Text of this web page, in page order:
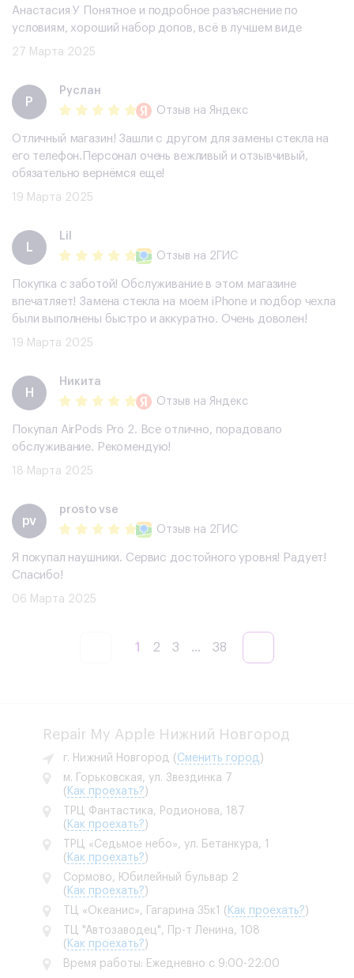
Анастасия У Понятное и подробное разъяснение по
условиям, хороший набор допов, всë в лучшем виде
27 Марта 2025
Р
Руслан
Отзыв на Яндекс
Отличный магазин! Зашли с другом для замены стекла на
его телефон.Персонал очень вежливый и отзывчивый,
обязательно вернёмся еще!
19 Марта 2025
L
Lil
Отзыв на 2ГИС
Покупка с заботой! Обслуживание в этом магазине
впечатляет! Замена стекла на моем iPhone и подбор чехла
были выполнены быстро и аккуратно. Очень доволен!
19 Марта 2025
Н
Никита
Отзыв на Яндекс
Покупал AirPods Pro 2. Все отлично, порадовало
обслуживание. Рекомендую!
18 Марта 2025
pv
prosto vse
Отзыв на 2ГИС
Я покупал наушники. Сервис достойного уровня! Радует!
Спасибо!
06 Марта 2025
1 2 3 ... 38
Repair My Apple Нижний Новгород
г. Нижний Новгород ( Сменить город )
м. Горьковская, ул. Звездинка 7
( Как проехать? )
ТРЦ Фантастика, Родионова, 187
( Как проехать? )
ТРЦ «Седьмое небо», ул. Бетанкура, 1
( Как проехать? )
Сормово, Юбилейный бульвар 2
( Как проехать? )
ТЦ «Океанис», Гагарина 35к1
( Как проехать? )
ТЦ "Автозаводец", Пр-т Ленина, 108
( Как проехать? )
Время работы: Ежедневно с 9:00-22:00